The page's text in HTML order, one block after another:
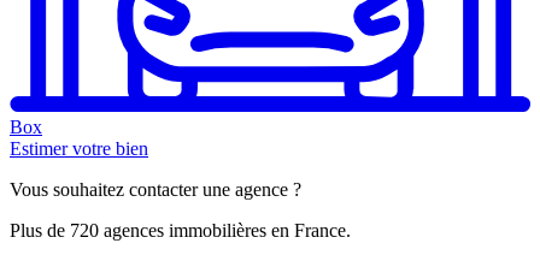
Box
Estimer votre bien
Vous souhaitez contacter une agence ?
Plus de 720 agences immobilières en France.